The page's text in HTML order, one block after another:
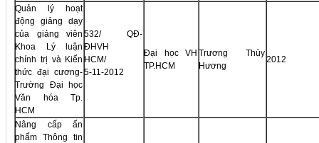
Quản lý hoạt
động giảng dạy
của giảng viên
Khoa Lý luận
chính trị và Kiến
thức đại cương-
Trường Đại học
Văn hóa Tp.
HCM
532/ QĐ-
ĐHVH
HCM/
5-11-2012
Đại học VH
TP.HCM
Trương Thùy
Hương
2012
Nâng cấp ấn
phẩm Thông tin